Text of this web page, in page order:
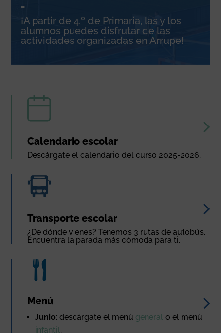
¡A partir de 4.º de Primaria, las y los
alumnos puedes disfrutar de las
actividades organizadas en Arrupe!
Calendario escolar
Descárgate el calendario del curso 2025-2026.
Transporte escolar
¿De dónde vienes? Tenemos 3 rutas de autobús.
Encuentra la parada más cómoda para ti.
Menú
Junio: descárgate el menú generalo el menú
infantil.